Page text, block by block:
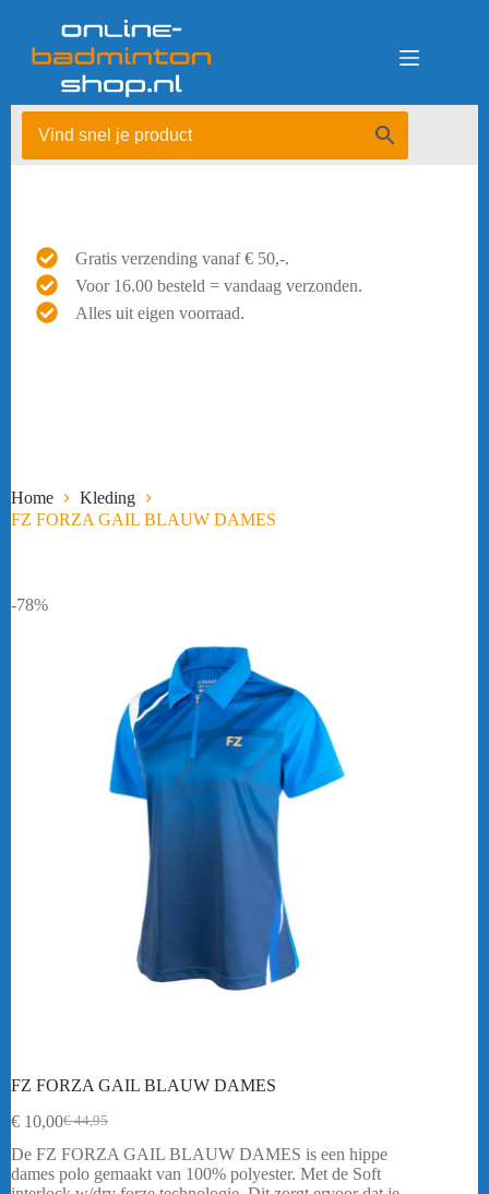
Gratis verzending vanaf € 50,-.
Voor 16.00 besteld = vandaag verzonden.
Alles uit eigen voorraad.
Home
Kleding
FZ FORZA GAIL BLAUW DAMES
-78%
FZ FORZA GAIL BLAUW DAMES
€44,95
Oorspronkelijke
prijs
was:
€ 44,95.
€ 10,00Huidige
prijs
is:
€ 10,00.
De FZ FORZA GAIL BLAUW DAMES is een hippe
dames polo gemaakt van 100% polyester. Met de Soft